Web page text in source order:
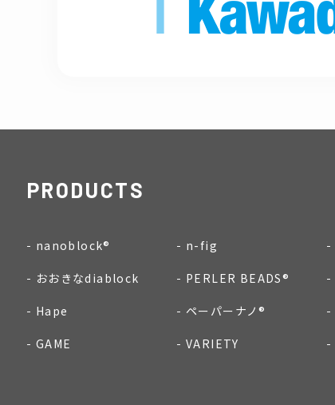
PRODUCTS
nanoblock® n-fig
おおきなdiablock PERLER BEADS®
Hape ペーパーナノ®
GAME VARIETY